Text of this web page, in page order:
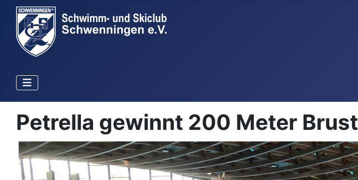
Petrella gewinnt 200 Meter Brust